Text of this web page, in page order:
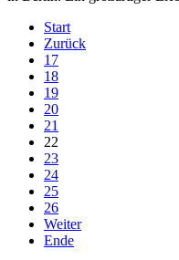
Start
Zurück
17
18
19
20
21
22
23
24
25
26
Weiter
Ende